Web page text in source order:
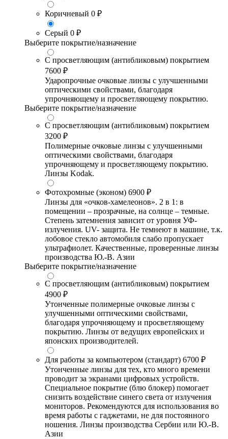
Коричневый 0 ₽
Серый 0 ₽
Выберите покрытие/назначение
С просветляющим (антибликовым) покрытием
7600 ₽
Ударопрочные очковые линзы с улучшенными
оптическими свойствами, благодаря
упрочняющему и просветляющему покрытию.
Выберите покрытие/назначение
С просветляющим (антибликовым) покрытием
3200 ₽
Полимерные очковые линзы с улучшенными
оптическими свойствами, благодаря
упрочняющему и просветляющему покрытию.
Линзы Kodak.
Фотохромные (эконом) 6900 ₽
Линзы для «очков-хамелеонов». 2 в 1: в
помещении – прозрачные, на солнце – темные.
Степень затемнения зависит от уровня УФ-
излучения. UV- защита. Не темнеют в машине, т.к.
лобовое стекло автомобиля слабо пропускает
ультрафиолет. Качественные, проверенные линзы
производства Ю.-В. Азии
Выберите покрытие/назначение
С просветляющим (антибликовым) покрытием
4900 ₽
Утонченные полимерные очковые линзы с
улучшенными оптическими свойствами,
благодаря упрочняющему и просветляющему
покрытию. Линзы от ведущих европейских и
японских производителей.
Для работы за компьютером (стандарт) 6700 ₽
Утонченные линзы для тех, кто много времени
проводит за экранами цифровых устройств.
Специальное покрытие (блю блокер) помогает
снизить воздействие синего света от излучения
мониторов. Рекомендуются для использования во
время работы с гаджетами, не для постоянного
ношения. Линзы производства Сербии или Ю.-В.
Азии